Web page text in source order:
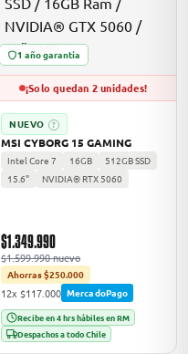
1 año garantía
¡Solo quedan 2 unidades!
NUEVO ?
MSI CYBORG 15 GAMING
Intel Core 7 16GB
512GB SSD
15.6"
NVIDIA® RTX 5060
$1.349.990
$1.599.990 nuevo
Ahorras $250.000
12x $117.000 MercadoPago
Recibe en 4 hrs hábiles en RM
Despachos a todo Chile